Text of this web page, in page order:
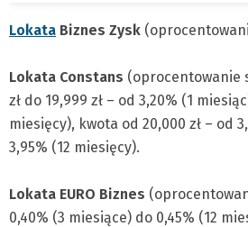
Lokata Biznes Zysk
Lokata Constans (oprocentowanie
zł do 19,999 zł – od 3,20% (1
miesięcy), kwota od 20,000 zł – od
3,95% (12 miesięcy).
Lokata EURO Biznes
0,40% (3 miesiące) do 0,45% (12